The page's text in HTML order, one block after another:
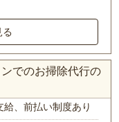
る
でのお掃除代行の
給、前払い制度あり